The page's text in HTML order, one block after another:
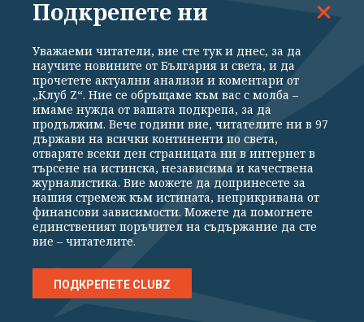
СПОРТ КУЛТУРА ТЕХНОЛОГИИ КАЛЕЙДОСКОП
Общи условия
Политика за поверителност
Реклама
Партньори Контакти
За Клуб Z
Екип
Подкрепете ни
Издател на www.clubz.bg е „Клуб Зебра Медия“ ЕООД, София, ул. "Алеко
Константинов" 3. Всички права запазени 2026 „Клуб Зебра Медия“
Препечатването на материали, снимки и видео от www.clubz.bg без
разрешение ще бъде преследвано по съдебен път, съгласно
ОБЩИТЕ УСЛОВИЯ
Подкрепете ни
Уважаеми читатели, вие сте тук и днес, за да
научите новините от България и света, и да
прочетете актуални анализи и коментари от
„Клуб Z“. Ние се обръщаме към вас с молба –
имаме нужда от вашата подкрепа, за да
продължим. Вече години вие, читателите ни в 97
държави на всички континенти по света,
отваряте всеки ден страницата ни в интернет в
търсене на истинска, независима и качествена
журналистика. Вие можете да допринесете за
нашия стремеж към истината, неприкривана от
финансови зависимости. Можете да помогнете
единственият поръчител на съдържание да сте
вие – читателите.
ПОДКРЕПЕТЕ CLUBZ